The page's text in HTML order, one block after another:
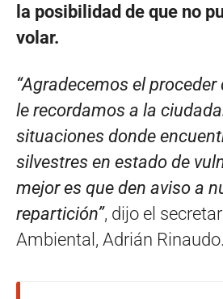
la posibilidad de que no
volar.
“Agradecemos el
le recordamos a la
situaciones donde
silvestres en estado de
mejor es que den aviso a
repartición”, dijo el
Ambiental, Adrián Rinaudo.